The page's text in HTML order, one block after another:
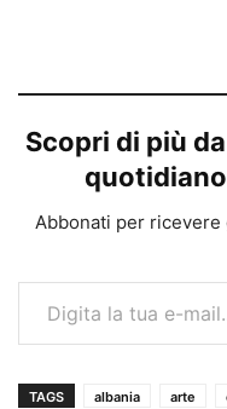
Scopri di più
Abbonati per
Digita la tua e-mail...
TAGS albania arte